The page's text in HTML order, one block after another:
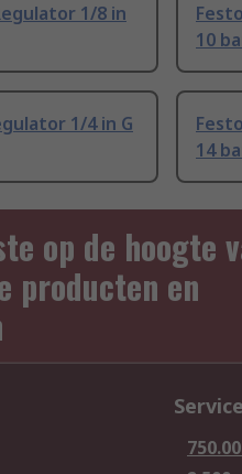
1/8 in
10
1/4 in G
14
op de hoogte
producten en